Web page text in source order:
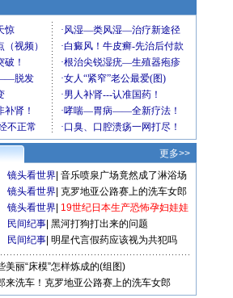
更多>>
镜头看世界 音乐喷泉广场竟然成了淋浴场
镜头看世界 克罗地亚公路赛上的洗车女郎
镜头看世界 19世纪日本生产恐怖孕妇娃娃
民间纪事 黑河打狗打出来的问题
民间纪事 明星代言假药应该视为共犯吗
美丽“床模”怎样炼成的(组图)
来洗车！克罗地亚公路赛上的洗车女郎